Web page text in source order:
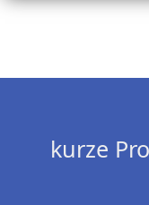
kurze